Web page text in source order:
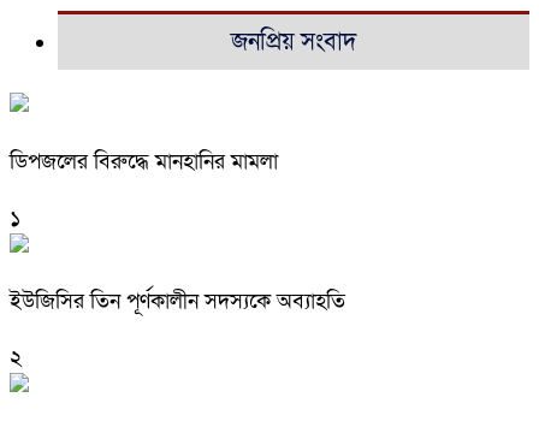
জনপ্রিয় সংবাদ
ডিপজলের বিরুদ্ধে মানহানির মামলা
১
ইউজিসির তিন পূর্ণকালীন সদস্যকে অব্যাহতি
২